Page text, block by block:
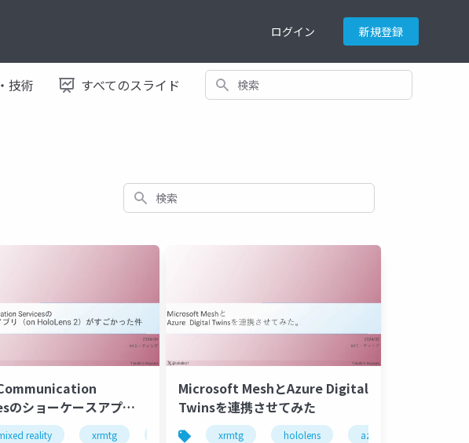
ログイン 新規登録
技術 すべてのスライド 検索
検索
unity hololens azure
のショーケースアプリ
2）がすごかった
reality xrmtg mrtk3 unity hololens azure
Microsoft MeshとAzure Digital
Twinsを連携させてみた
xrmtg hololens azure